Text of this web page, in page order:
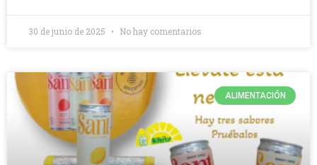
30 de junio de 2025 No hay comentarios
ALIMENTACIÓN